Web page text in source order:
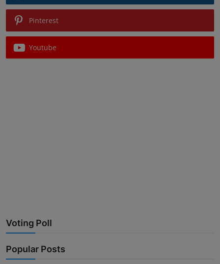
Pinterest
Youtube
Voting Poll
Popular Posts